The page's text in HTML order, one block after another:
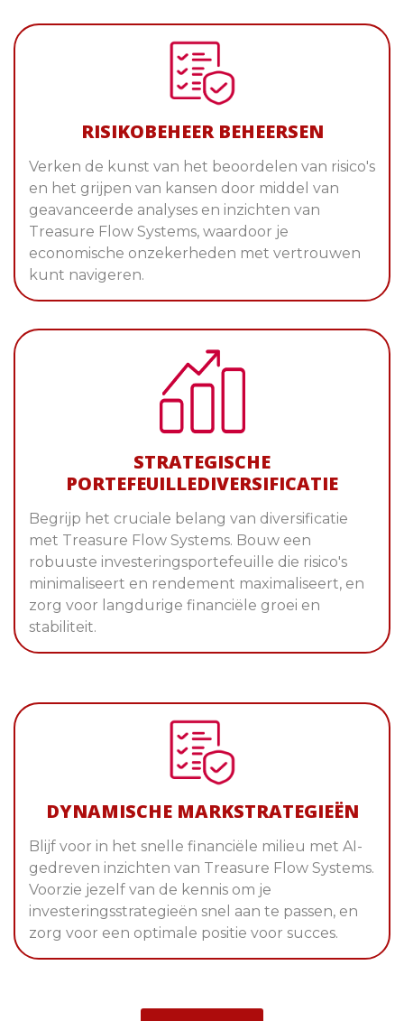
RISIKOBEHEER BEHEERSEN
Verken de kunst van het beoordelen van risico's
en het grijpen van kansen door middel van
geavanceerde analyses en inzichten van
Treasure Flow Systems, waardoor je
economische onzekerheden met vertrouwen
kunt navigeren.
STRATEGISCHE
PORTEFEUILLEDIVERSIFICATIE
Begrijp het cruciale belang van diversificatie
met Treasure Flow Systems. Bouw een
robuuste investeringsportefeuille die risico's
minimaliseert en rendement maximaliseert, en
zorg voor langdurige financiële groei en
stabiliteit.
DYNAMISCHE MARKSTRATEGIEËN
Blijf voor in het snelle financiële milieu met AI-
gedreven inzichten van Treasure Flow Systems.
Voorzie jezelf van de kennis om je
investeringsstrategieën snel aan te passen, en
zorg voor een optimale positie voor succes.